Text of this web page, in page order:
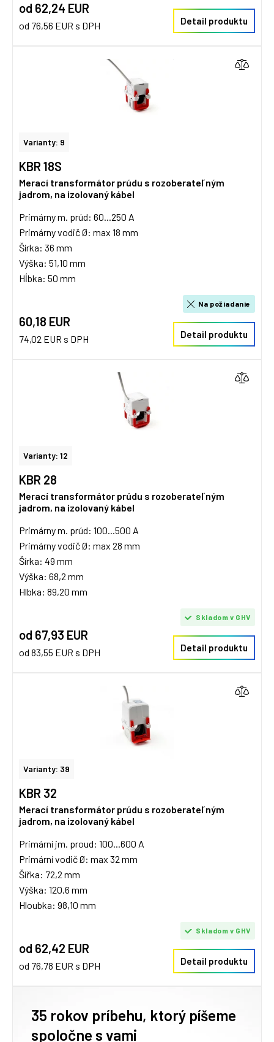
od 62,24 EUR
od 76,56 EUR s DPH Detail produktu
Varianty: 9
KBR 18S
Merací transformátor prúdu s rozoberateľným
jadrom, na izolovaný kábel
Primárny m. prúd: 60...250 A
Primárny vodič Ø: max 18 mm
Šírka: 36 mm
Výška: 51,10 mm
Hĺbka: 50 mm
60,18 EUR
74,02 EUR s DPH
Na požiadanie
Detail produktu
Varianty: 12
KBR 28
Merací transformátor prúdu s rozoberateľným
jadrom, na izolovaný kábel
Primárny m. prúd: 100...500 A
Primárny vodič Ø: max 28 mm
Šírka: 49 mm
Výška: 68,2 mm
Hlbka: 89,20 mm
od 67,93 EUR
od 83,55 EUR s DPH
Skladom v GHV
Detail produktu
Varianty: 39
KBR 32
Merací transformátor prúdu s rozoberateľným
jadrom, na izolovaný kábel
Primární jm. proud: 100...600 A
Primární vodič Ø: max 32 mm
Šířka: 72,2 mm
Výška: 120,6 mm
Hloubka: 98,10 mm
od 62,42 EUR
od 76,78 EUR s DPH
Skladom v GHV
Detail produktu
35 rokov príbehu, ktorý píšeme
spoločne s vami